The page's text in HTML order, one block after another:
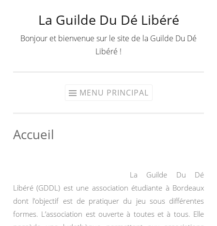
contenu
La Guilde Du Dé Libéré
Bonjour et bienvenue sur le site de la Guilde Du Dé
Libéré !
MENU PRINCIPAL
Accueil
La Guilde Du Dé
Libéré (GDDL) est une association étudiante à Bordeaux
dont l’objectif est de pratiquer du jeu sous différentes
formes. L’association est ouverte à toutes et à tous. Elle